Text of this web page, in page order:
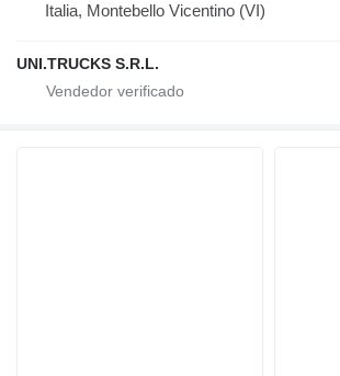
Italia, Montebello Vicentino (VI)
UNI.TRUCKS S.R.L.